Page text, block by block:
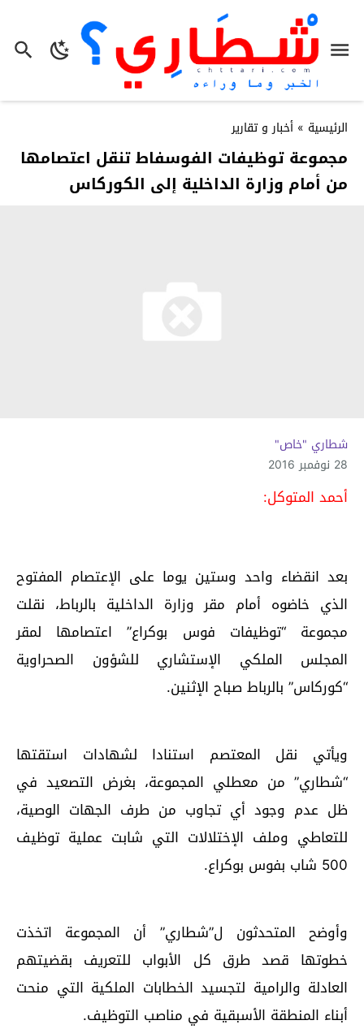
الرئيسية » أخبار و تقارير
مجموعة توظيفات الفوسفاط تنقل اعتصامها
من أمام وزارة الداخلية إلى الكوركاس
شطاري "خاص"
28 نوفمبر 2016
أحمد المتوكل:
بعد انقضاء واحد وستين يوما على الإعتصام المفتوح
الذي خاضوه أمام مقر وزارة الداخلية بالرباط، نقلت
مجموعة “توظيفات فوس بوكراع” اعتصامها لمقر
المجلس الملكي الإستشاري للشؤون الصحراوية
“كوركاس” بالرباط صباح الإثنين.
ويأتي نقل المعتصم استنادا لشهادات استقتها
“شطاري” من معطلي المجموعة، بغرض التصعيد في
ظل عدم وجود أي تجاوب من طرف الجهات الوصية،
للتعاطي وملف الإختلالات التي شابت عملية توظيف
500 شاب بفوس بوكراع.
وأوضح المتحدثون ل”شطاري” أن المجموعة اتخذت
خطوتها قصد طرق كل الأبواب للتعريف بقضيتهم
العادلة والرامية لتجسيد الخطابات الملكية التي منحت
أبناء المنطقة الأسبقية في مناصب التوظيف.